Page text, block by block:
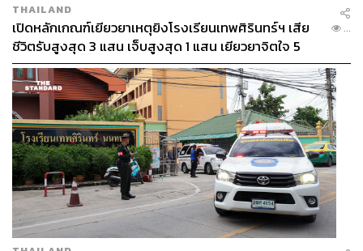
THAILAND
เปิดหลักเกณฑ์เยียวยาเหตุยิงโรงเรียนเทพศิรินทร์ฯ เสีย
ชีวิตรับสูงสุด 3 แสน เจ็บสูงสุด 1 แสน เยียวยาจิตใจ 5
ระดับ
...